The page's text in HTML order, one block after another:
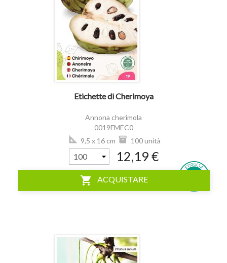
Etichette di Cherimoya
Annona cherimola
0019FMEC0
9,5 x 16 cm
100 unità
12,19 €
shopping_cart ACQUISTARE